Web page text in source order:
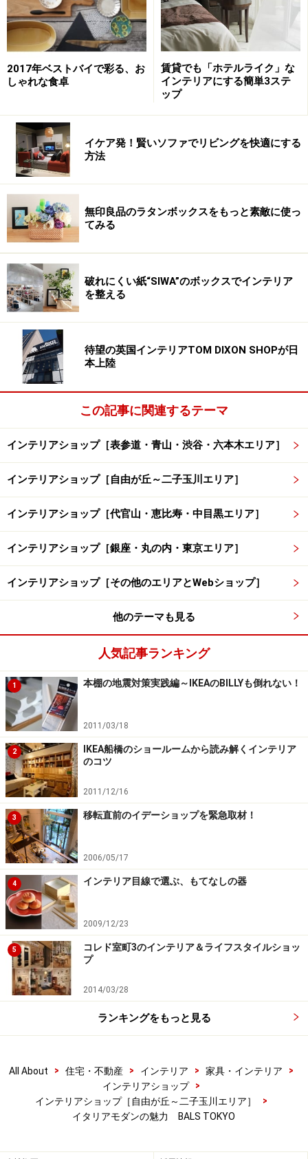
2017年ベストバイで彩る、お
しゃれな食卓
賃貸でも「ホテルライク」な
インテリアにする簡単3ステ
ップ
イケア発！賢いソファでリビングを快適にする
方法
無印良品のラタンボックスをもっと素敵に使っ
てみる
破れにくい紙“SIWA”のボックスでインテリア
を整える
待望の英国インテリアTOM DIXON SHOPが日
本上陸
この記事に関連するテーマ
インテリアショップ［表参道・青山・渋谷・六本木エリア］
インテリアショップ［自由が丘～二子玉川エリア］
インテリアショップ［代官山・恵比寿・中目黒エリア］
インテリアショップ［銀座・丸の内・東京エリア］
インテリアショップ［その他のエリアとWebショップ］
他のテーマも見る
人気記事ランキング
1 本棚の地震対策実践編～IKEAのBILLYも倒れない！
2011/03/18
2
IKEA船橋のショールームから読み解くインテリア
のコツ
2011/12/16
3 移転直前のイデーショップを緊急取材！
2006/05/17
4 インテリア目線で選ぶ、もてなしの器
2009/12/23
5
コレド室町3のインテリア＆ライフスタイルショッ
プ
2014/03/28
ランキングをもっと見る
All About > 住宅・不動産 > インテリア > 家具・インテリア
>
インテリアショップ
>
インテリアショップ［自由が丘～二子玉川エリア］
>
イタリアモダンの魅力 BALS TOKYO